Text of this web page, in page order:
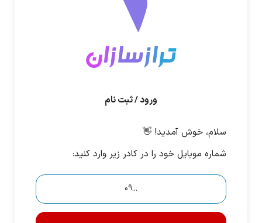
ورود / ثبت نام
سلام، خوش آمدید! 👋
شماره موبایل خود را در کادر زیر وارد کنید: